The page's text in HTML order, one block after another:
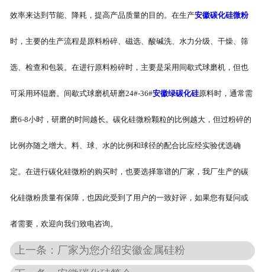
效率来达到节能、降耗，提高产品质量的目的。在生产安徽碳化硅微粉
时，主要的生产流程是原料粉碎、磁选、酸碱洗、水力分级、干燥、筛
选、检查和包装。在进行原料粉碎时，主要是采用间歇式球磨机，但也
可采用环辊磨。间歇式球磨机研磨24#-36#安徽绿碳化硅原料时，通常需
磨6-8小时，研磨的时间越长。碳化硅微粉颗粒的比例越大，但过粉碎的
比例亦随之增大。料、球、水的比例和球径的配合比应经实验优选确
定。在进行碳化硅微粉的购买时，也要选择靠谱的厂家，我厂生产的碳
化硅微粉质量有保障，也因此受到了用户的一致好评，如果您有疑问或
者需要，欢迎向我们致电咨询。
上一条：厂家为您介绍安徽金属硅粉